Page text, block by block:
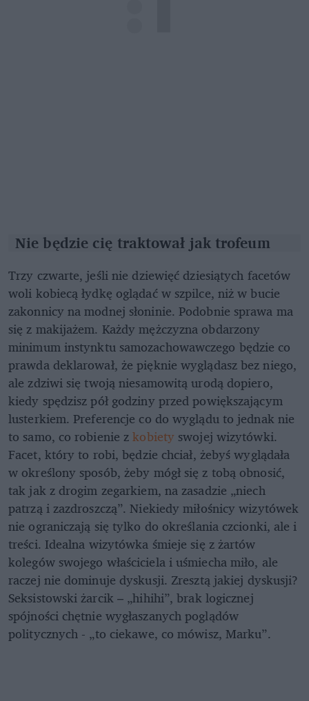
Nie będzie cię traktował jak trofeum
Trzy czwarte, jeśli nie dziewięć dziesiątych facetów
woli kobiecą łydkę oglądać w szpilce, niż w bucie
zakonnicy na modnej słoninie. Podobnie sprawa ma
się z makijażem. Każdy mężczyzna obdarzony
minimum instynktu samozachowawczego będzie co
prawda deklarował, że pięknie wyglądasz bez niego,
ale zdziwi się twoją niesamowitą urodą dopiero,
kiedy spędzisz pół godziny przed powiększającym
lusterkiem. Preferencje co do wyglądu to jednak nie
to samo, co robienie zkobiety swojej wizytówki.
Facet, który to robi, będzie chciał, żebyś wyglądała
w określony sposób, żeby mógł się z tobą obnosić,
tak jak z drogim zegarkiem, na zasadzie „niech
patrzą i zazdroszczą”. Niekiedy miłośnicy wizytówek
nie ograniczają się tylko do określania czcionki, ale i
treści. Idealna wizytówka śmieje się z żartów
kolegów swojego właściciela i uśmiecha miło, ale
raczej nie dominuje dyskusji. Zresztą jakiej dyskusji?
Seksistowski żarcik – „hihihi”, brak logicznej
spójności chętnie wygłaszanych poglądów
politycznych - „to ciekawe, co mówisz, Marku”.